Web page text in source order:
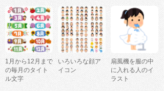
1月から12月まで
の毎月のタイト
ル文字
いろいろな顔ア
イコン
扇風機を服の中
に入れる人のイ
ラスト